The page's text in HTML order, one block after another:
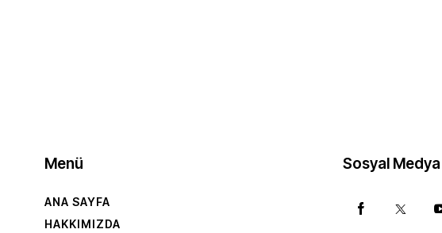
Menü
ANA SAYFA
HAKKIMIZDA
Sosyal Medya